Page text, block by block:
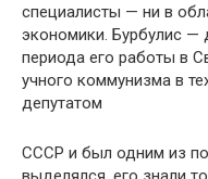
специалисты — ни в
экономики. Бурбулис —
периода его работы в
учного коммунизма в
депутатом
СССР и был одним из